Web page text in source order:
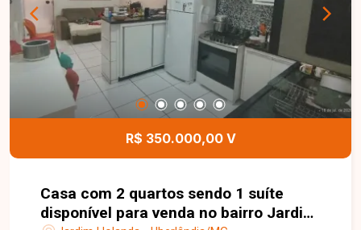
torneiras e chuveiros com aquecimento,
acabamento moderno e 04 vagas de garagem,
sendo 02 cobertas e 02 descobertas,
proporcionando conforto, sofisticação e
funcionalidade. Entre em contato para mais
informações e agende uma visita para conhecer
esta excelente oportunidade.
R$ 350.000,00 V
Casa com 2 quartos sendo 1 suíte
disponível para venda no bairro Jardim